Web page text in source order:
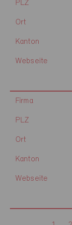
PLZ
Ort
Kanton
Webseite
Firma
PLZ
Ort
Kanton
Webseite